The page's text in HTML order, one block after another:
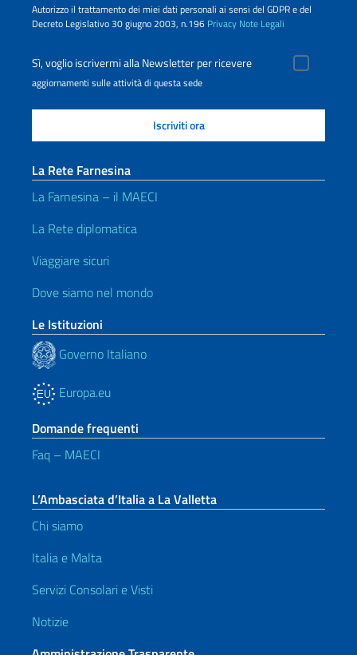
Autorizzo il trattamento dei miei dati personali ai sensi del GDPR e del
Decreto Legislativo 30 giugno 2003, n.196 Privacy Note Legali
Sì, voglio iscrivermi alla Newsletter per ricevere
aggiornamenti sulle attività di questa sede
La Rete Farnesina
La Farnesina – il MAECI
La Rete diplomatica
Viaggiare sicuri
Dove siamo nel mondo
Le Istituzioni
Governo Italiano
Europa.eu
Domande frequenti
Faq – MAECI
L’Ambasciata d’Italia a La Valletta
Chi siamo
Italia e Malta
Servizi Consolari e Visti
Notizie